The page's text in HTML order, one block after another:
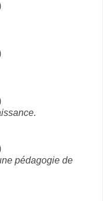
pédagogie de